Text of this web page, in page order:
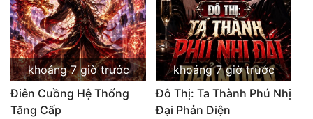
khoảng 7 giờ trước
Điên Cuồng Hệ Thống
Tăng Cấp
khoảng 7 giờ trước
Đô Thị: Ta Thành Phú Nhị
Đại Phản Diện